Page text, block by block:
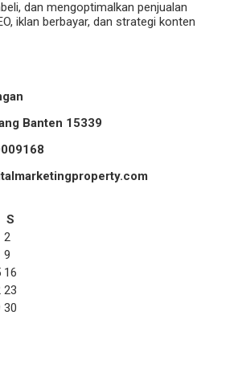
dan mengoptimalkan penjualan
iklan berbayar, dan strategi konten
Banten 15339
S
2
9
16
23
30